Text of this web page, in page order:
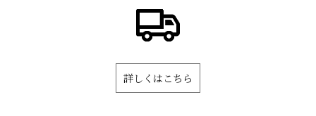
詳しくはこちら